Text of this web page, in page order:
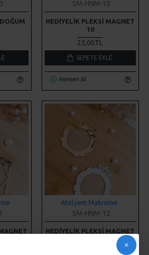
25,00TL
SEPETE EKLE
Hemen Al
Atolyem Makrome
SM-HNM-12
HEDIYELIK PLEKSI MAGNET
25,00TL